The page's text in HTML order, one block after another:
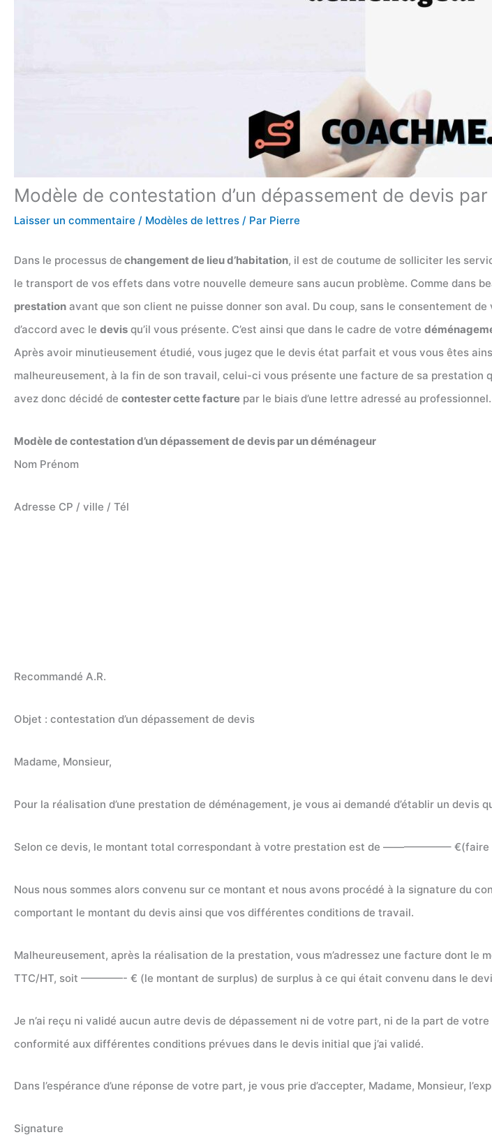
Modèle de contestation d’un dépassement de devis
Laisser un commentaire / Modèles de lettres / Par Pierre
Dans le processus de changement de lieu d’habitation, il est de coutume de solliciter les
le transport de vos effets dans votre nouvelle demeure sans aucun problème. Comme dans
prestation avant que son client ne puisse donner son aval. Du coup, sans le consentement
d’accord avec le devis qu’il vous présente. C’est ainsi que dans le cadre de votre
Après avoir minutieusement étudié, vous jugez que le devis état parfait et vous vous êtes
malheureusement, à la fin de son travail, celui-ci vous présente une facture de sa prestation
avez donc décidé de contester cette facture par le biais d’une lettre adressé au
Modèle de contestation d’un dépassement de devis par un déménageur
Nom Prénom
Adresse CP / ville / Tél
Recommandé A.R.
Objet : contestation d’un dépassement de devis
Madame, Monsieur,
Pour la réalisation d’une prestation de déménagement, je vous ai demandé d’établir un
Selon ce devis, le montant total correspondant à votre prestation est de ——————– €(faire
Nous nous sommes alors convenu sur ce montant et nous avons procédé à la signature
comportant le montant du devis ainsi que vos différentes conditions de travail.
Malheureusement, après la réalisation de la prestation, vous m’adressez une facture
TTC/HT, soit ————- € (le montant de surplus) de surplus à ce qui était convenu dans le
Je n’ai reçu ni validé aucun autre devis de dépassement ni de votre part, ni de la part de
conformité aux différentes conditions prévues dans le devis initial que j’ai validé.
Dans l’espérance d’une réponse de votre part, je vous prie d’accepter, Madame, Monsieur,
Signature